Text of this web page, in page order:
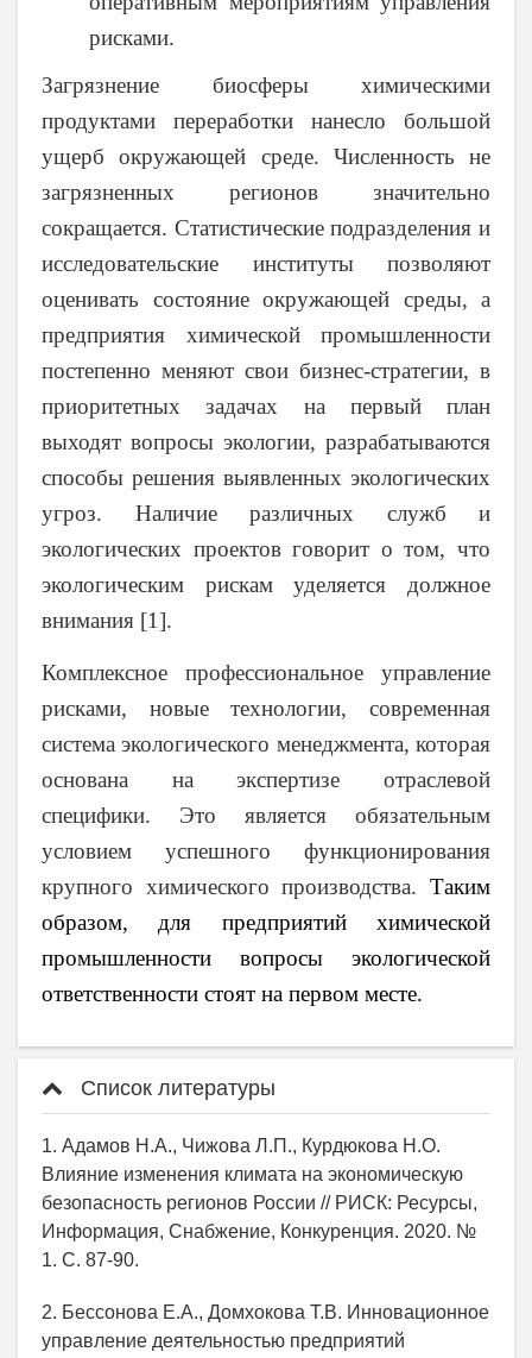
рисками.
Загрязнение биосферы химическими
продуктами переработки нанесло большой
ущерб окружающей среде. Численность не
загрязненных регионов значительно
сокращается. Статистические подразделения и
исследовательские институты позволяют
оценивать состояние окружающей среды, а
предприятия химической промышленности
постепенно меняют свои бизнес-стратегии, в
приоритетных задачах на первый план
выходят вопросы экологии, разрабатываются
способы решения выявленных экологических
угроз. Наличие различных служб и
экологических проектов говорит о том, что
экологическим рискам уделяется должное
внимания [1].
Комплексное профессиональное управление
рисками, новые технологии, современная
система экологического менеджмента, которая
основана на экспертизе отраслевой
специфики. Это является обязательным
условием успешного функционирования
крупного химического производства. Таким
образом, для предприятий химической
промышленности вопросы экологической
ответственности стоят на первом месте.
Список литературы
1. Адамов Н.А., Чижова Л.П., Курдюкова Н.О.
Влияние изменения климата на экономическую
безопасность регионов России // РИСК: Ресурсы,
Информация, Снабжение, Конкуренция. 2020. №
1. С. 87-90.
2. Бессонова Е.А., Домхокова Т.В. Инновационное
управление деятельностью предприятий